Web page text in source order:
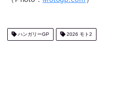
ハンガリーGP 2026 モト2